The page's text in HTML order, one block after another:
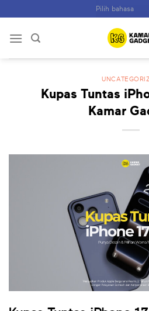
content
Kupas Tuntas
Kamar